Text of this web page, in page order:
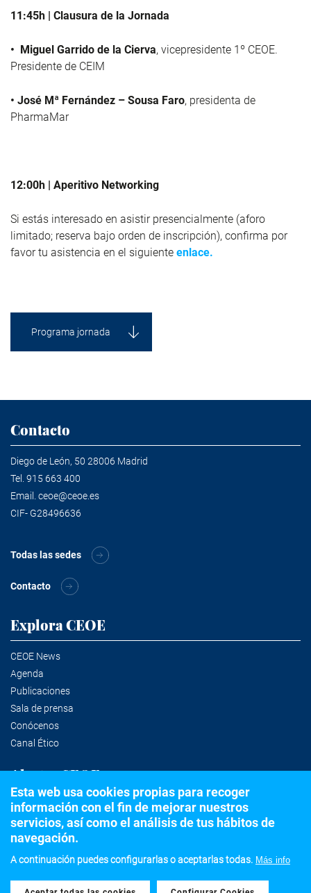
11:45h | Clausura de la Jornada
• Miguel Garrido de la Cierva, vicepresidente 1º CEOE.
Presidente de CEIM
• José Mª Fernández – Sousa Faro, presidenta de
PharmaMar
12:00h | Aperitivo Networking
Si estás interesado en asistir presencialmente (aforo
limitado; reserva bajo orden de inscripción), confirma por
favor tu asistencia en el siguiente enlace.
Programa jornada
Contacto
Diego de León, 50 28006 Madrid
Tel. 915 663 400
Email. ceoe@ceoe.es
CIF- G28496636
Todas las sedes
Contacto
Explora CEOE
CEOE News
Agenda
Publicaciones
Sala de prensa
Conócenos
Canal Ético
Alertas CEOE
Suscríbete a la newsletter
©2020 Confederación Española de Organizaciones Empresariales
Esta web usa cookies propias para recoger
información con el fin de mejorar nuestros
servicios, así como el análisis de tus hábitos de
navegación.
A continuación puedes configurarlas o aceptarlas todas. Más info